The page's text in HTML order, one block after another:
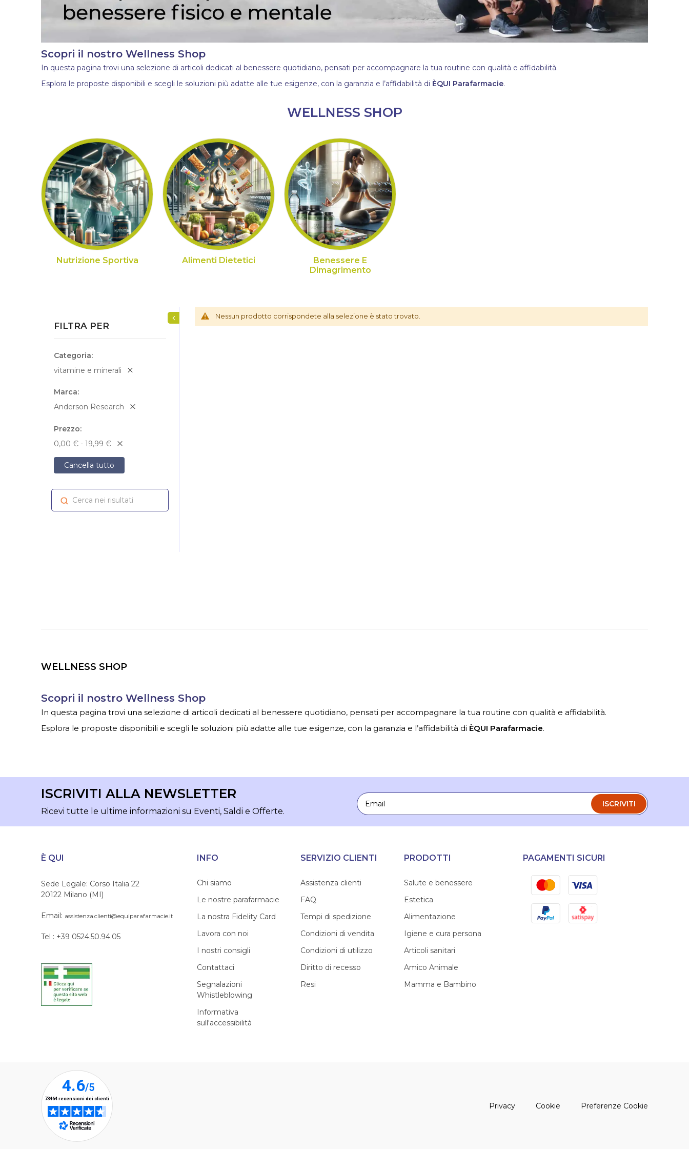
Scopri il nostro Wellness Shop
In questa pagina trovi una selezione di articoli dedicati al benessere quotidiano, pensati per accompagnare la tua routine con qualità e affidabilità.
Esplora le proposte disponibili e scegli le soluzioni più adatte alle tue esigenze, con la garanzia e l’affidabilità di ÈQUI Parafarmacie.
WELLNESS SHOP
Nutrizione Sportiva Alimenti Dietetici
Benessere E
Dimagrimento
Nessun prodotto corrispondete alla selezione è stato trovato.
FILTRA PER
Categoria
vitamine e minerali
Marca
Anderson Research
Prezzo
0,00 € - 19,99 €
Cancella tutto
Cerca nei risultati Cerca
Mostra/Nascondi filtri
WELLNESS SHOP
Scopri il nostro Wellness Shop
In questa pagina trovi una selezione di articoli dedicati al benessere quotidiano, pensati per accompagnare la tua routine con qualità e affidabilità.
Esplora le proposte disponibili e scegli le soluzioni più adatte alle tue esigenze, con la garanzia e l’affidabilità di ÈQUI Parafarmacie.
ISCRIVITI ALLA NEWSLETTER
Ricevi tutte le ultime informazioni su Eventi, Saldi e Offerte.
Email
ISCRIVITI
È QUI
Sede Legale: Corso Italia 22
20122 Milano (MI)
Email: assistenza.clienti@equiparafarmacie.it
Tel : +39 0524.50.94.05
INFO
Chi siamo
Le nostre parafarmacie
La nostra Fidelity Card
Lavora con noi
I nostri consigli
Contattaci
Segnalazioni
Whistleblowing
Informativa
sull'accessibilità
SERVIZIO CLIENTI
Assistenza clienti
FAQ
Tempi di spedizione
Condizioni di vendita
Condizioni di utilizzo
Diritto di recesso
Resi
PRODOTTI
Salute e benessere
Estetica
Alimentazione
Igiene e cura persona
Articoli sanitari
Amico Animale
Mamma e Bambino
PAGAMENTI SICURI
MastercardVisa
PayPal Satispay
Privacy(apre una nuova finestra)
Cookie (apre una nuova finestra)
Preferenze Cookie